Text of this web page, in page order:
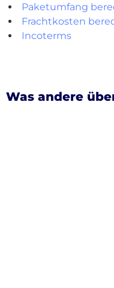
Paketumfang
Frachtkosten
Incoterms
Was andere